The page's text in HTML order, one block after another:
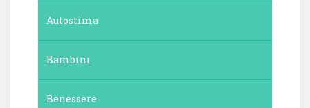
Autostima
Bambini
Benessere